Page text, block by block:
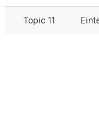
Topic 11